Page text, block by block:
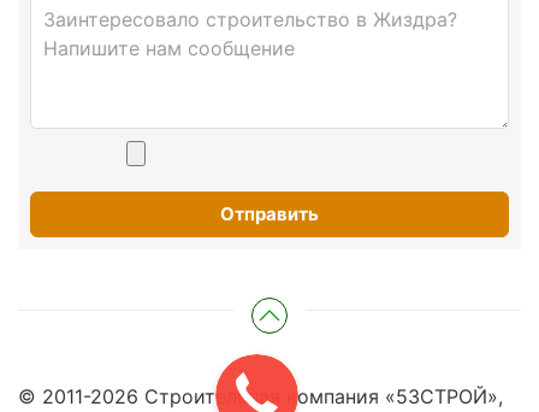
Отправить
© 2011-2026 Строительная компания «53СТРОЙ»,